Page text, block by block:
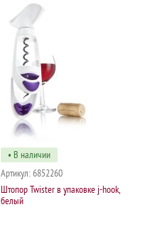
• В наличии
Артикул: 6852260
Штопор Twister в упаковке j-hook,
белый